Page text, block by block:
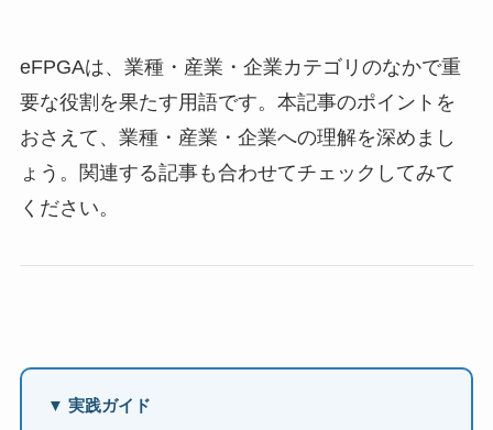
eFPGAは、業種・産業・企業カテゴリのなかで重
要な役割を果たす用語です。本記事のポイントを
おさえて、業種・産業・企業への理解を深めまし
ょう。関連する記事も合わせてチェックしてみて
ください。
▼ 実践ガイド